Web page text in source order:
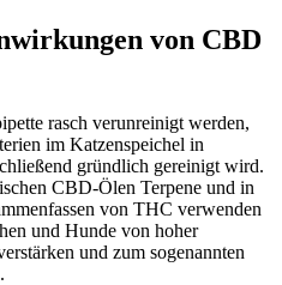
von CBD
rasch verunreinigt werden,
im Katzenspeichel in
gründlich gereinigt wird.
CBD-Ölen Terpene und in
von THC verwenden
und Hunde von hoher
und zum sogenannten